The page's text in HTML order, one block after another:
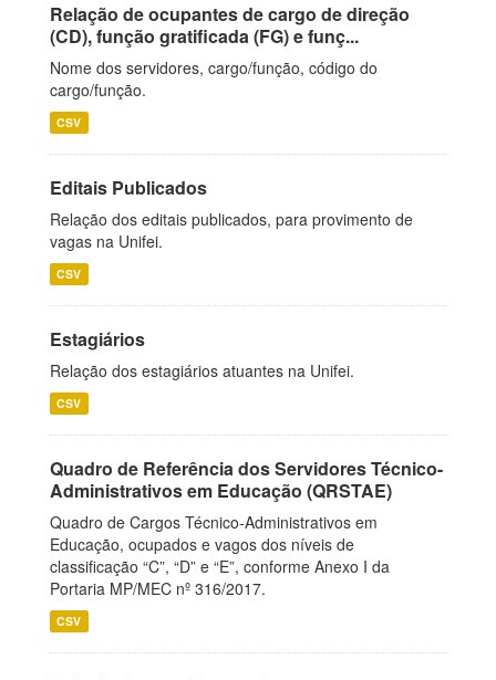
Relação de ocupantes de cargo de direção
(CD), função gratificada (FG) e funç...
Nome dos servidores, cargo/função, código do
cargo/função.
CSV
Editais Publicados
Relação dos editais publicados, para provimento de
vagas na Unifei.
CSV
Estagiários
Relação dos estagiários atuantes na Unifei.
CSV
Quadro de Referência dos Servidores Técnico-
Administrativos em Educação (QRSTAE)
Quadro de Cargos Técnico-Administrativos em
Educação, ocupados e vagos dos níveis de
classificação “C”, “D” e “E”, conforme Anexo I da
Portaria MP/MEC nº 316/2017.
CSV